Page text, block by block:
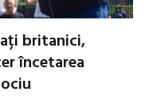
britanici,
încetarea